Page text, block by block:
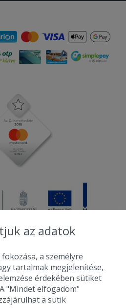
Falatozz.hu - Diston-line Kft.
kedvező áron, egy helyen az összes
étterem ajánlata.
az adatok
a személyre
tartalmak megjelenítése,
érdekében sütiket
"Mindet elfogadom"
a sütik